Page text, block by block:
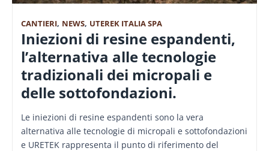
CANTIERI, NEWS, UTEREK ITALIA SPA
Iniezioni di resine espandenti,
l’alternativa alle tecnologie
tradizionali dei micropali e
delle sottofondazioni.
Le iniezioni di resine espandenti sono la vera
alternativa alle tecnologie di micropali e sottofondazioni
e URETEK rappresenta il punto di riferimento del